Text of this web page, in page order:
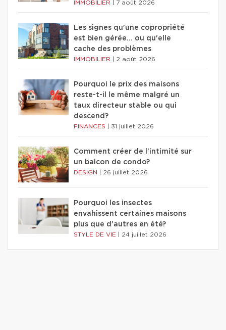
IMMOBILIER 7 août 2026
Les signes qu'une copropriété
est bien gérée… ou qu'elle
cache des problèmes
IMMOBILIER 2 août 2026
Pourquoi le prix des maisons
reste-t-il le même malgré un
taux directeur stable ou qui
descend?
FINANCES 31 juillet 2026
Comment créer de l'intimité sur
un balcon de condo?
DESIGN 26 juillet 2026
Pourquoi les insectes
envahissent certaines maisons
plus que d'autres en été?
STYLE DE VIE 24 juillet 2026